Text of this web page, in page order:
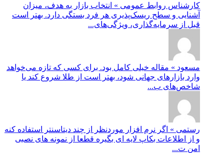
کارشناس روابط عمومی » انتخاب بازار به هدف، میزان
آشنایی و سطح ریسک‌پذیری هر فرد بستگی دارد. بهتر است
قبل از سرمایه‌گذاری، ویژگی‌های...
مسعود » مقاله خیلی کامل بود. برای کسی که تازه می‌خواهد
وارد بازارهای جهانی شود، بهتر است از طلا شروع کند یا
شاخص‌های ب...
رستمی » اگر نرم افزار موردنظر از چند دیتاسنتر استفاده کنه
و از اطلاعات بکاپ لایه ای بگیره قطعا از نمونه های نصبی
امن ت...